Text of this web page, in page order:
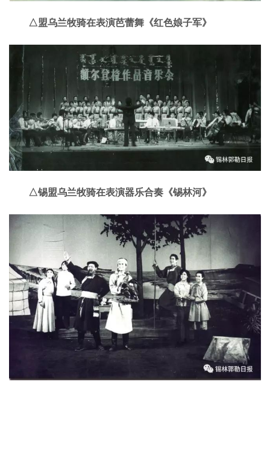
△盟乌兰牧骑在表演芭蕾舞《红色娘子军》
△锡盟乌兰牧骑在表演器乐合奏《锡林河》